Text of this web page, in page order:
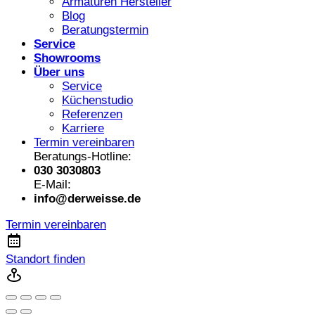
Blog
Beratungstermin
Service
Showrooms
Über uns
Service
Küchenstudio
Referenzen
Karriere
Termin vereinbaren
Beratungs-Hotline:
030 3030803
E-Mail:
info@derweisse.de
Termin vereinbaren
Standort finden